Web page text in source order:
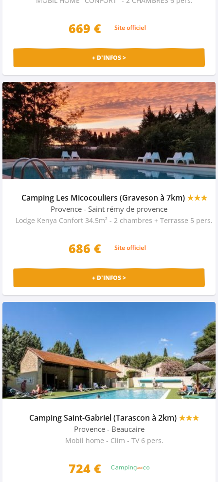
669 €
+ D'INFOS >
Camping Les Micocouliers (Graveson à 7km)★★★
Provence - Saint rémy de provence
Lodge Kenya Confort 34.5m² - 2 chambres + Terrasse 5 pers.
686 €
+ D'INFOS >
Camping Saint-Gabriel (Tarascon à 2km)★★★
Provence - Beaucaire
Mobil home - Clim - TV 6 pers.
724 €